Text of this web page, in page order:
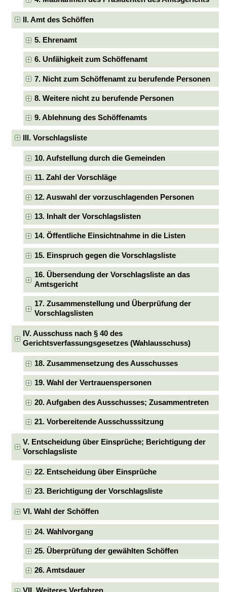
II. Amt des Schöffen
5. Ehrenamt
6. Unfähigkeit zum Schöffenamt
7. Nicht zum Schöffenamt zu berufende Personen
8. Weitere nicht zu berufende Personen
9. Ablehnung des Schöffenamts
III. Vorschlagsliste
10. Aufstellung durch die Gemeinden
11. Zahl der Vorschläge
12. Auswahl der vorzuschlagenden Personen
13. Inhalt der Vorschlagslisten
14. Öffentliche Einsichtnahme in die Listen
15. Einspruch gegen die Vorschlagsliste
16. Übersendung der Vorschlagsliste an das
Amtsgericht
17. Zusammenstellung und Überprüfung der
Vorschlagslisten
IV. Ausschuss nach § 40 des
Gerichtsverfassungsgesetzes (Wahlausschuss)
18. Zusammensetzung des Ausschusses
19. Wahl der Vertrauenspersonen
20. Aufgaben des Ausschusses; Zusammentreten
21. Vorbereitende Ausschusssitzung
V. Entscheidung über Einsprüche; Berichtigung der
Vorschlagsliste
22. Entscheidung über Einsprüche
23. Berichtigung der Vorschlagsliste
VI. Wahl der Schöffen
24. Wahlvorgang
25. Überprüfung der gewählten Schöffen
26. Amtsdauer